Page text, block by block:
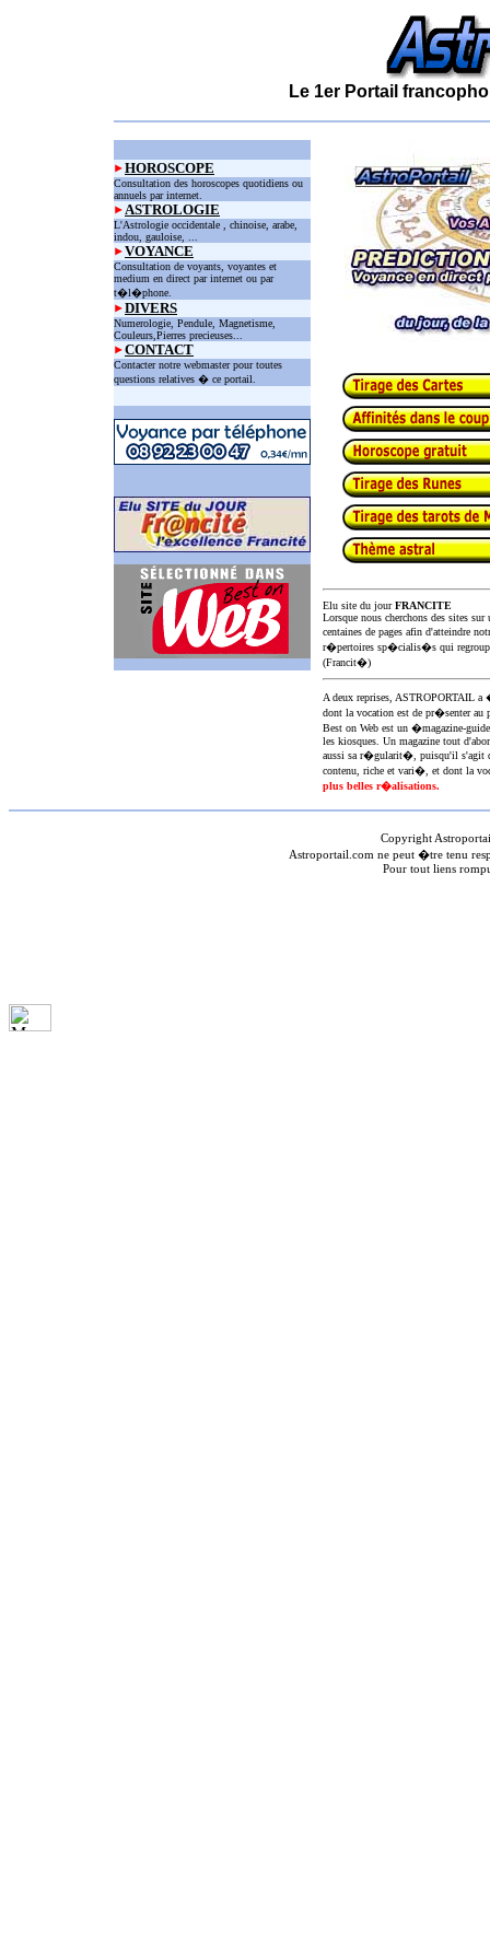
Le 1er Portail
HOROSCOPE
Consultation des horoscopes quotidiens ou
annuels par internet.
ASTROLOGIE
L'Astrologie occidentale , chinoise, arabe,
indou, gauloise, ...
VOYANCE
Consultation de voyants, voyantes et
medium en direct par internet ou par
t�l�phone.
DIVERS
Numerologie, Pendule, Magnetisme,
Couleurs,Pierres precieuses...
CONTACT
Contacter notre webmaster pour toutes
questions relatives � ce portail.
Elu site du jourFRANCITE
Lorsque nous cherchons des sites
centaines de pages afin d'atteindre
r�pertoires sp�cialis�s qui
(Francit�)
A deux reprises,
dont la vocation est de pr�senter au
Best on Web est un �magazine-
les kiosques. Un magazine tout
aussi sa r�gularit�, puisqu'il s'agit
contenu, riche et vari�, et dont la
plus belles r�alisations.
Copyright
Astroportail.com ne peut �tre tenu
Pour tout liens